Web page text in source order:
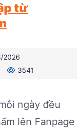
từ
2026
3541
ngày đều
lên Fanpage